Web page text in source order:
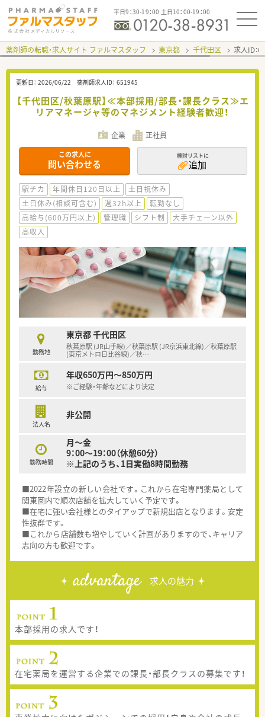
平日9：30-19：00 土日10：00-19：00
薬剤師の転職・求人サイト ファルマスタッフ 東京都 千代田区 求人ID：
更新日： 2026/06/22 薬剤師求人ID： 651945
【千代田区/秋葉原駅】≪本部採用/部長・課長クラス≫エ
リアマネージャ等のマネジメント経験者歓迎！
企業 正社員
この求人に
問い合わせる
検討リストに
追加
駅チカ 年間休日120日以上
土日祝休み
土日休み(相談可含む)
週32h以上
転勤なし
高給与(600万円以上)
管理職 シフト制
大手チェーン以外
高収入
勤務地
東京都 千代田区
秋葉原駅 (JR山手線)／秋葉原駅 (JR京浜東北線)／秋葉原駅
(東京メトロ日比谷線)／秋…
給与
年収650万円～850万円
※ご経験・年齢などにより決定
法人名
非公開
勤務時間
月～金
9：00～19：00（休憩60分）
※上記のうち、1日実働8時間勤務
■2022年設立の新しい会社です。これから在宅専門薬局として
関東圏内で順次店舗を拡大していく予定です。
■在宅に強い会社様とのタイアップで新規出店となります。安定
性抜群です。
■これから店舗数も増やしていく計画がありますので、キャリア
志向の方も歓迎です。
advantage 求人の魅力
本部採用の求人です！
在宅薬局を運営する企業での課長・部長クラスの募集です！